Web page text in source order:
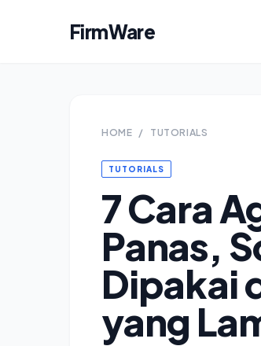
FirmWare
HOME / TUTORIALS
TUTORIALS
7 Cara
Panas,
Dipakai
yang